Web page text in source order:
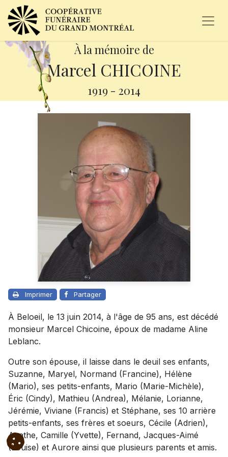
À la mémoire de
Marcel CHICOINE
1919 - 2014
Imprimer Partager
À Beloeil, le 13 juin 2014, à l'âge de 95 ans, est décédé
monsieur Marcel Chicoine, époux de madame Aline
Leblanc.
Outre son épouse, il laisse dans le deuil ses enfants,
Suzanne, Maryel, Normand (Francine), Hélène
(Mario), ses petits-enfants, Mario (Marie-Michèle),
Éric (Cindy), Mathieu (Andrea), Mélanie, Lorianne,
Jérémie, Viviane (Francis) et Stéphane, ses 10 arrière
petits-enfants, ses frères et soeurs, Cécile (Adrien),
Agathe, Camille (Yvette), Fernand, Jacques-Aimé
(Louise) et Aurore ainsi que plusieurs parents et amis.